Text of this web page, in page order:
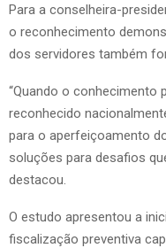
Para a conselheira-
o reconhecimento
dos servidores também
“Quando o conhecimento
reconhecido
para o aperfeiçoamento
soluções para desafios
destacou.
O estudo apresentou a
fiscalização preventiva